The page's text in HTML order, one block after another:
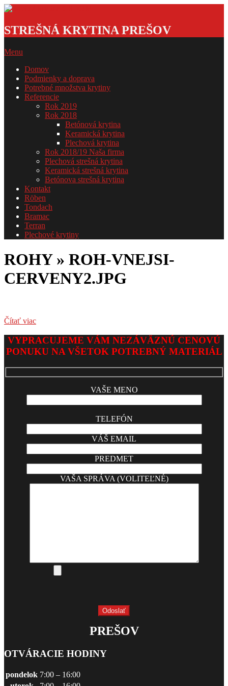
Skip
content
krytina
GSDOM
STREŠNÁ KRYTINA PREŠOV
Primary
Menu
Menu
Domov
Podmienky a doprava
Potrebné množstva krytiny
Referencie
Rok 2019
Rok 2018
Betónová krytina
Keramická krytina
Plechová krytina
Rok 2018/19 Naša firma
Plechová strešná krytina
Keramická strešná krytina
Betónova strešná krytina
Kontakt
Röben
Tondach
Bramac
Terran
Plechové krytiny
ROHY » ROH-VNEJSI-
CERVENY2.JPG
Čítať viac
2017-
05-
31
VYPRACUJEME VÁM NEZÁVÄZNÚ CENOVÚ
PONUKU NA VŠETOK POTREBNÝ MATERIÁL
VAŠE MENO
TELEFÓN
VÁŠ EMAIL
PREDMET
VAŠA SPRÁVA (VOLITEĽNÉ)
PREŠOV
OTVÁRACIE HODINY
pondelok 7:00 – 16:00